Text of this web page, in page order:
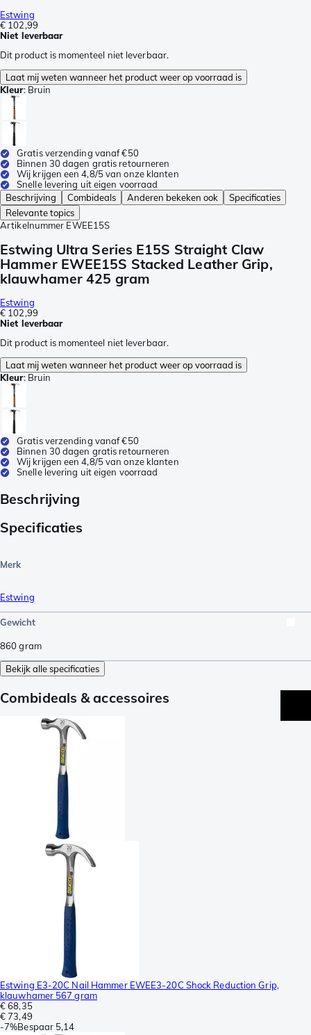
Estwing
€ 102,99
Niet leverbaar
Dit product is momenteel niet leverbaar.
Laat mij weten wanneer het product weer op voorraad is
Kleur: Bruin
Gratis verzending vanaf €50
Binnen 30 dagen gratis retourneren
Wij krijgen een 4,8/5 van onze klanten
Snelle levering uit eigen voorraad
Beschrijving
Combideals Anderen bekeken ook
Specificaties
Relevante topics
Artikelnummer EWEE15S
Estwing Ultra Series E15S Straight Claw
Hammer EWEE15S Stacked Leather Grip,
klauwhamer 425 gram
Estwing
€ 102,99
Niet leverbaar
Dit product is momenteel niet leverbaar.
Laat mij weten wanneer het product weer op voorraad is
Kleur: Bruin
Gratis verzending vanaf €50
Binnen 30 dagen gratis retourneren
Wij krijgen een 4,8/5 van onze klanten
Snelle levering uit eigen voorraad
Beschrijving
Specificaties
Merk
Estwing
Gewicht
860gram
Bekijk alle specificaties
Combideals & accessoires
Estwing E3-20C Nail Hammer EWEE3-20C Shock Reduction Grip,
klauwhamer 567 gram
€ 68,35
€ 73,49
-7%Bespaar 5,14